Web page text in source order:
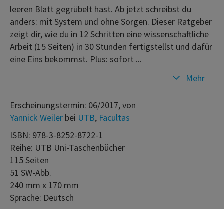
Erscheinungstermin: 06/2017, von
Yannick Weiler bei UTB, Facultas
ISBN: 978-3-8252-8722-1
Reihe: UTB Uni-Taschenbücher
115 Seiten
51 SW-Abb.
240 mm x 170 mm
Sprache: Deutsch
leeren Blatt gegrübelt hast. Ab jetzt schreibst du
anders: mit System und ohne Sorgen. Dieser Ratgeber
zeigt dir, wie du in 12 Schritten eine wissenschaftliche
Arbeit (15 Seiten) in 30 Stunden fertigstellst und dafür
eine Eins bekommst. Plus: sofort ...
Mehr